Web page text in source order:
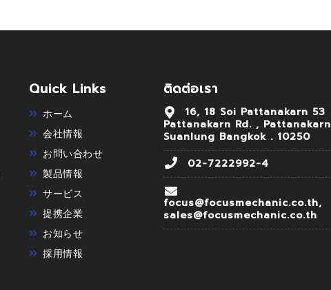
Quick Links
ホーム
会社情報
お問い合わせ
製品情報
サービス
提携企業
お知らせ
採用情報
ติดต่อเรา
16, 18 Soi Pattanakarn 53
Pattanakarn Rd. , Pattanakarn
Suanlung Bangkok . 10250
02-7222992-4
focus@focusmechanic.co.th,
sales@focusmechanic.co.th